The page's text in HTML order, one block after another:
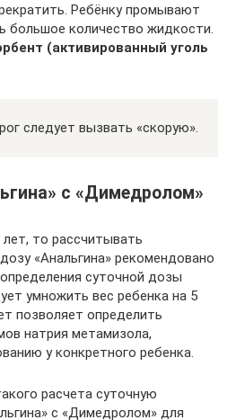
Ребёнку промывают
количество жидкости.
(активированный уголь
следует вызвать «скорую».
с «Димедролом»
то рассчитывать
«Анальгина» рекомендовано
суточной дозы
умножить вес ребенка на 5
позволяет определить
натрия метамизола,
у конкретного ребенка.
расчета суточную
с «Димедролом» для